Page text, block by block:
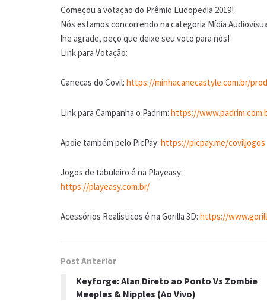
Começou a votação do Prêmio Ludopedia 2019!
Nós estamos concorrendo na categoria Mídia
lhe agrade, peço que deixe seu voto para nós!
Link para Votação:
Canecas do Covil: https://minhacanecastyle.com.br/
Link para Campanha o Padrim: https://
Apoie também pelo PicPay: https://picpay.me/coviljogos
Jogos de tabuleiro é na Playeasy:
https://playeasy.com.br/
Acessórios Realísticos é na Gorilla 3D: https://
Post Anterior
Keyforge: Alan Direto ao Ponto Vs Zombie
Meeples & Nipples (Ao Vivo)